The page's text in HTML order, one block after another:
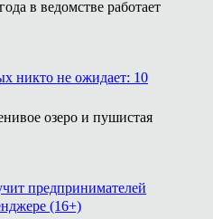
в ведомстве работает
никто не ожидает: 10
озеро и пушистая
предпринимателей
(16+)